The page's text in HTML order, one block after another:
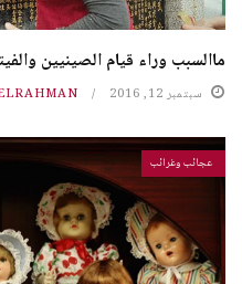
ماالسبب وراء قيام الصينيين
سبتمبر 12, 2016
عجائب وغرائب